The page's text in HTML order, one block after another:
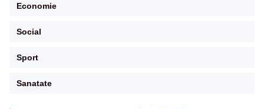
Economie
Social
Sport
Sanatate